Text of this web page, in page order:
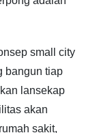
small city
bangun tiap
lansekap
akan
sakit,